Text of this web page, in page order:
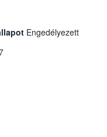
Engedélyezett